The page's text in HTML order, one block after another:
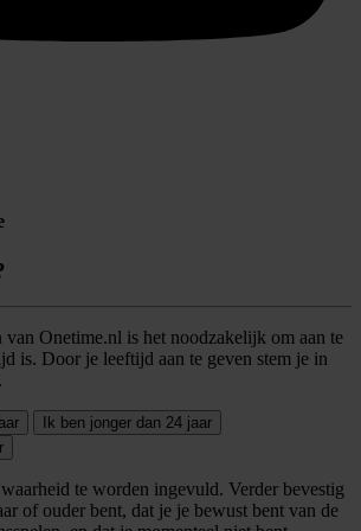
van Onetime.nl is het noodzakelijk om aan te
is. Door je leeftijd aan te geven stem je in
Ik ben jonger dan 24 jaar
te worden ingevuld. Verder bevestig
of ouder bent, dat je je bewust bent van de